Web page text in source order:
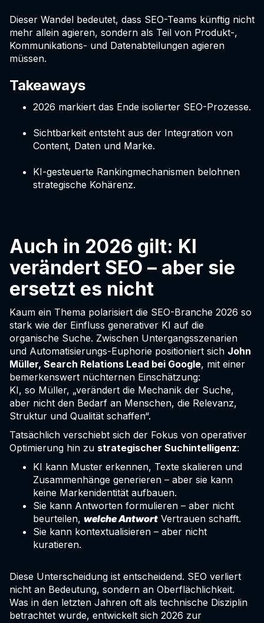
Dieser Wandel bedeutet, dass SEO-Teams künftig nicht
mehr allein agieren, sondern als Teil von Produkt-,
Kommunikations- und Datenabteilungen agieren
müssen.
Takeaways
2026 markiert das Ende isolierter SEO-Prozesse.
Sichtbarkeit entsteht aus der Integration von
Content, Daten und Marke.
KI-gesteuerte Rankingmechanismen belohnen
strategische Kohärenz.
Auch in 2026 gilt: KI
verändert SEO – aber sie
ersetzt es nicht
Kaum ein Thema polarisiert die SEO-Branche 2026 so
stark wie der Einfluss generativer KI auf die
organische Suche. Zwischen Untergangsszenarien
und Automatisierungs-Euphorie positioniert sich John
Müller, Search Relations Lead bei Google, mit einer
bemerkenswert nüchternen Einschätzung:
KI, so Müller, „verändert die Mechanik der Suche,
aber nicht den Bedarf an Menschen, die Relevanz,
Struktur und Qualität schaffen“.
Tatsächlich verschiebt sich der Fokus von operativer
Optimierung hin zu strategischer Suchintelligenz:
KI kann Muster erkennen, Texte skalieren und
Zusammenhänge generieren – aber sie kann
keine Markenidentität aufbauen.
Sie kann Antworten formulieren – aber nicht
beurteilen, welche Antwort Vertrauen schafft.
Sie kann kontextualisieren – aber nicht
kuratieren.
Diese Unterscheidung ist entscheidend. SEO verliert
nicht an Bedeutung, sondern an Oberflächlichkeit.
Was in den letzten Jahren oft als technische Disziplin
betrachtet wurde, entwickelt sich 2026 zur